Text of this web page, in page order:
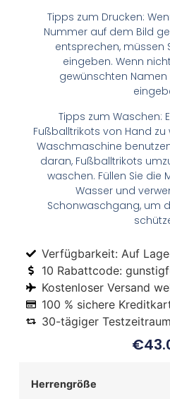
Tipps zum Drucken:
Nummer auf dem Bild
entsprechen, müssen
eingeben. Wenn
gewünschten
Tipps zum Waschen:
Fußballtrikots von Hand zu
Waschmaschine
daran, Fußballtrikots
waschen. Füllen Sie die
Wasser und
Schonwaschgang, um
Verfügbarkeit: Auf
10 Rabattcode:
Kostenloser Versand
100 % sichere
30-tägiger Testzeitraum
€
Herrengröße